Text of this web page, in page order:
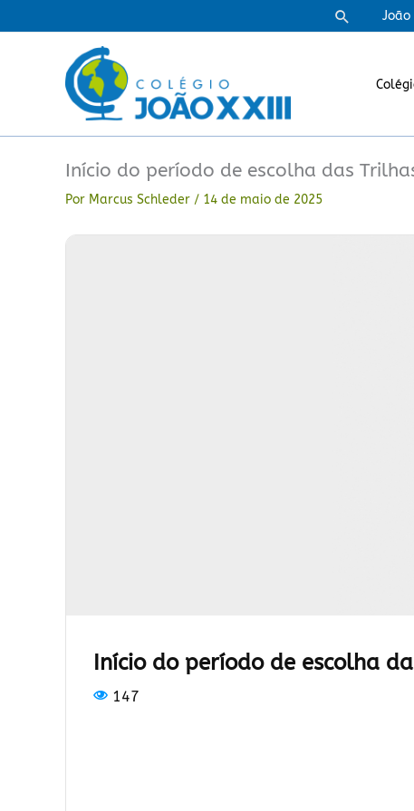
para
Pesquisar
João
Início do período de escolha das
Por Marcus Schleder / 14 de maio de 2025
Início do período de escolha
147